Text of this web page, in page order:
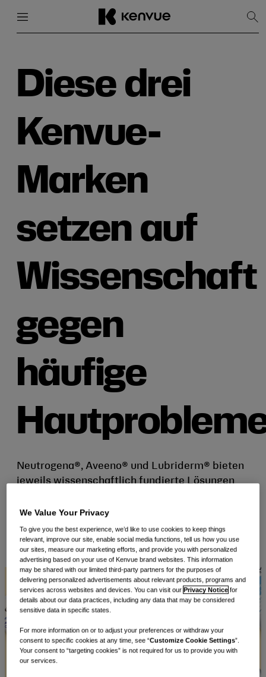
Inhalt
Diese drei
Kenvue-
Marken
setzen auf
Wissenschaft
gegen
häufige
Neutrogena®, Aveeno® und Lubriderm® bieten
jeweils wissenschaftlich fundierte Lösungen
E-
mailen
DruckenKopieren
We Value Your Privacy
To give you the best experience, we’d like to use cookies to keep things
relevant, improve our site, enable social media functions, tell us how you use
our sites, measure our marketing efforts, and provide you with personalized
advertising based on your use of Kenvue brand websites. This information
may be shared with our limited third-party partners for the purposes of
delivering personalized advertisements about relevant products, programs and
services across websites and devices. You can visit ourPrivacy Notice for
details about our data practices, including any data that may be considered
sensitive data in specific states.
For more information on or to adjust your preferences or withdraw your
consent to specific cookies at any time, see “Customize Cookie Settings”.
Your consent to “targeting cookies” is not required for us to provide you with
our services.